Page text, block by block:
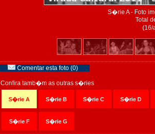
S�rie A - Foto
Total
(16/
Comentar esta foto (0)
Confira tamb�m as outras s�ries
S�rie A S�rie B S�rie C S�rie D
S�rie F S�rie G